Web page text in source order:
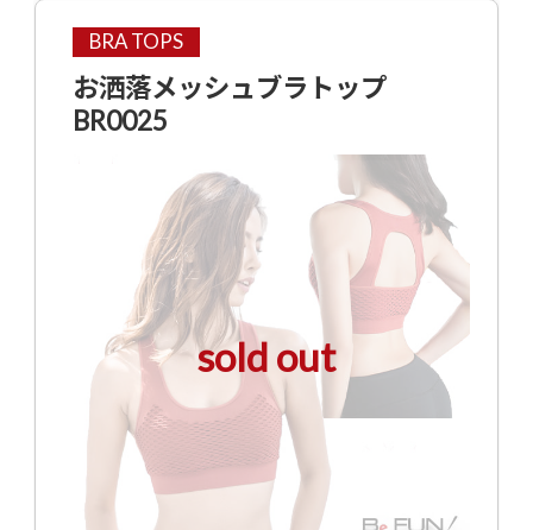
BRA TOPS
お洒落メッシュブラトップ
BR0025
sold out